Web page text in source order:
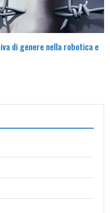
di genere nella robotica e